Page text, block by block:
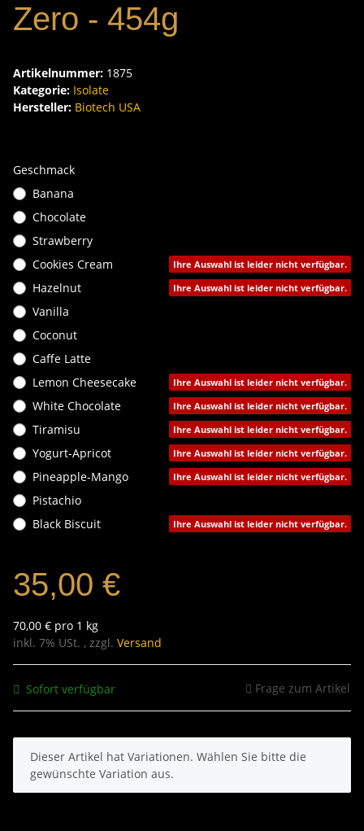
Zero - 454g
Artikelnummer: 1875
Kategorie: Isolate
Hersteller: Biotech USA
Geschmack
Banana
Chocolate
Strawberry
Cookies Cream
Ihre Auswahl ist leider nicht verfügbar.
Hazelnut Ihre Auswahl ist leider nicht verfügbar.
Vanilla
Coconut
Caffe Latte
Lemon Cheesecake
Ihre Auswahl ist leider nicht verfügbar.
White Chocolate Ihre Auswahl ist leider nicht verfügbar.
Tiramisu Ihre Auswahl ist leider nicht verfügbar.
Yogurt-Apricot Ihre Auswahl ist leider nicht verfügbar.
Pineapple-Mango Ihre Auswahl ist leider nicht verfügbar.
Pistachio
Black Biscuit
Ihre Auswahl ist leider nicht verfügbar.
35,00 €
70,00 € pro 1 kg
inkl. 7% USt. , zzgl. Versand
Sofort verfügbar Frage zum Artikel
x
Dieser Artikel hat Variationen. Wählen Sie bitte die
gewünschte Variation aus.